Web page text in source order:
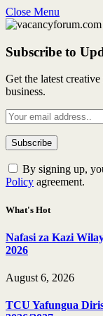
Close Menu
Subscribe to
Get the latest
business.
By signing up,
Policy agreement.
What's Hot
Nafasi za Kazi
2026
August 6, 2026
TCU Yafungua